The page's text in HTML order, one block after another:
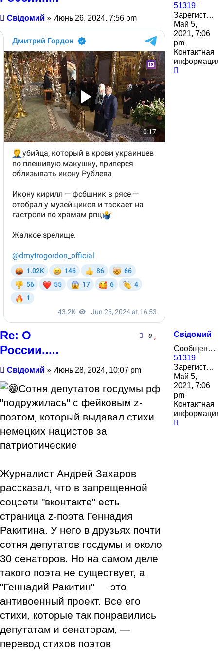
51319
Зарегистрирован:
Май 5,
2021, 7:06
pm
Контактная
Сообщение
Свідомий » Июнь 26, 2024, 7:56 pm
Свідомий
Сообщения:
51319
Зарегистрирован:
Май 5,
2021, 7:06
pm
Контактная
Re: О
России.....
0
Сообщение
Свідомий » Июнь 28, 2024, 10:07 pm
Сотня депутатов госдумы рф
"подружилась" с фейковым z-
поэтом, который выдавал стихи
немецких нацистов за
патриотические
Журналист Андрей Захаров
рассказал, что в запрещенной
соцсети "вконтакте" есть
страница z-поэта Геннадия
Ракитина. У него в друзьях почти
сотня депутатов госдумы и около
30 сенаторов. Но на самом деле
такого поэта не существует, а
"Геннадий Ракитин" — это
антивоенный проект. Все его
стихи, которые так понравились
депутатам и сенаторам, —
перевод стихов поэтов